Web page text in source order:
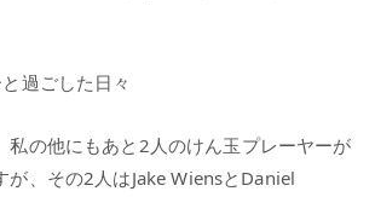
過ごした日々
私の他にもあと2人のけん玉プレーヤーが
が、その2人はJake WiensとDaniel